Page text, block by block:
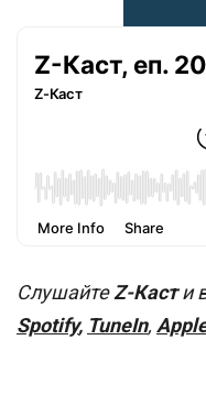
СлушайтеZ-Касти
Spotify, TuneIn,